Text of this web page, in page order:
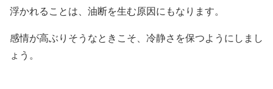
浮かれることは、油断を生む原因にもなります。
感情が高ぶりそうなときこそ、冷静さを保つようにしまし
ょう。